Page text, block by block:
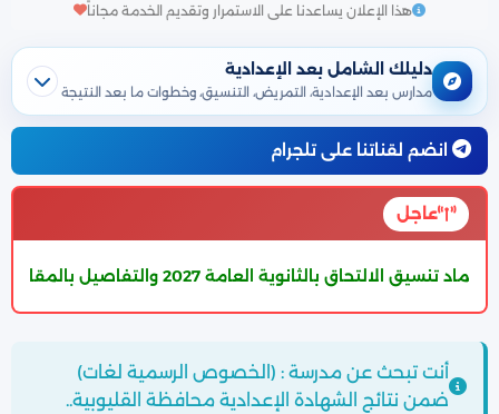
هذا الإعلان يساعدنا على الاستمرار وتقديم الخدمة مجاناً
دليلك الشامل بعد الإعدادية
مدارس بعد الإعدادية، التمريض، التنسيق، وخطوات ما بعد النتيجة
انضم لقناتنا على تلجرام
عاجل
الآن النتيجة متاحة على
أنت تبحث عن مدرسة : (الخصوص الرسمية لغات)
ضمن نتائج الشهادة الإعدادية محافظة القليوبية..